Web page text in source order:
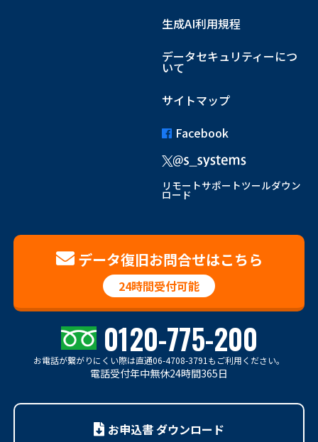
生成AI利用規程
データセキュリティーにつ
いて
サイトマップ
Facebook
リモートサポートツールダウン
ロード
データ復旧お問合せはこちら
24時間受付可能
0120-775-200
お電話が繋がりにくい際は直通06-4708-3791もご利用ください。
電話受付年中無休24時間365日
お申込書 ダウンロード